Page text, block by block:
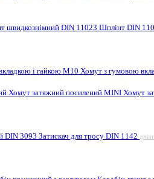
швидкознімний DIN 11023 Шплінт DIN
і гайкою M10 Хомут з гумовою
Хомут затяжний посилений MINI Хомут
DIN 3093 Затискач для тросу DIN 1142